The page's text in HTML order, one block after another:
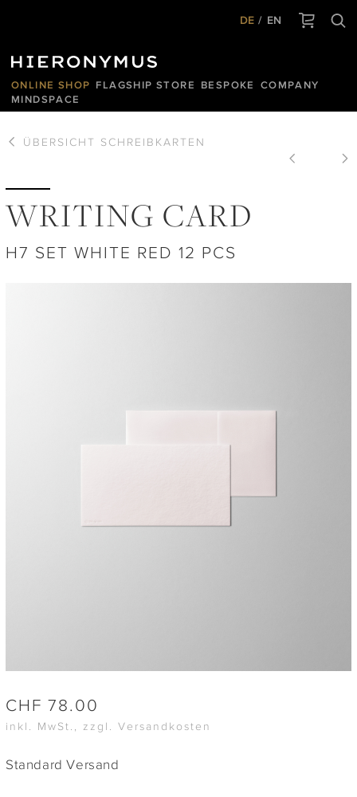
DE EN
ONLINE SHOP FLAGSHIP STORE BESPOKE
COMPANY
MINDSPACE
ÜBERSICHT SCHREIBKARTEN
WRITING CARD
H7 SET WHITE RED 12 PCS
CHF 78.00
inkl. MwSt., zzgl. Versandkosten
Standard Versand